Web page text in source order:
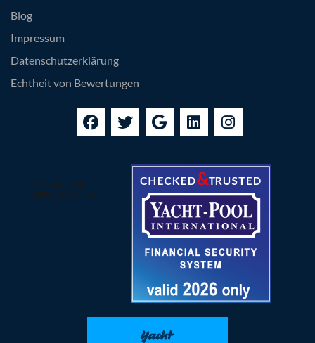
Blog
Impressum
Datenschutzerklärung
Echtheit von Bewertungen